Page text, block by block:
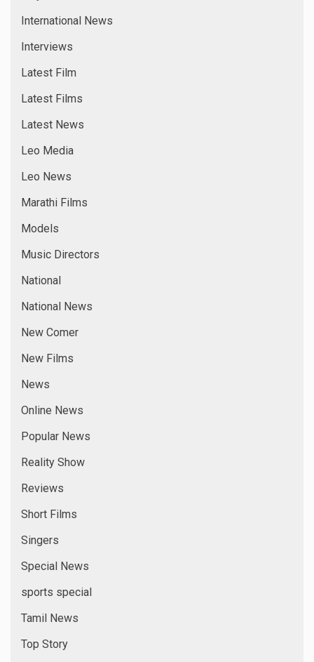
International News
Interviews
Latest Film
Latest Films
Latest News
Leo Media
Leo News
Marathi Films
Models
Music Directors
National
National News
New Comer
New Films
News
Online News
Popular News
Reality Show
Reviews
Short Films
Singers
Special News
sports special
Tamil News
Top Story